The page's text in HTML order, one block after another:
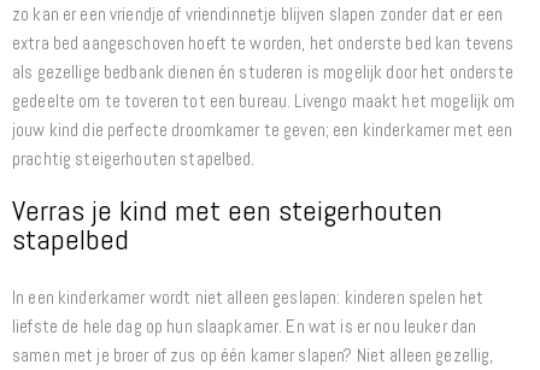
zo kan er een vriendje of vriendinnetje blijven slapen zonder dat er een
extra bed aangeschoven hoeft te worden, het onderste bed kan tevens
als gezellige bedbank dienen én studeren is mogelijk door het onderste
gedeelte om te toveren tot een bureau. Livengo maakt het mogelijk om
jouw kind die perfecte droomkamer te geven; een kinderkamer met een
prachtig steigerhouten stapelbed.
Verras je kind met een steigerhouten
stapelbed
In een kinderkamer wordt niet alleen geslapen: kinderen spelen het
liefste de hele dag op hun slaapkamer. En wat is er nou leuker dan
samen met je broer of zus op één kamer slapen? Niet alleen gezellig,